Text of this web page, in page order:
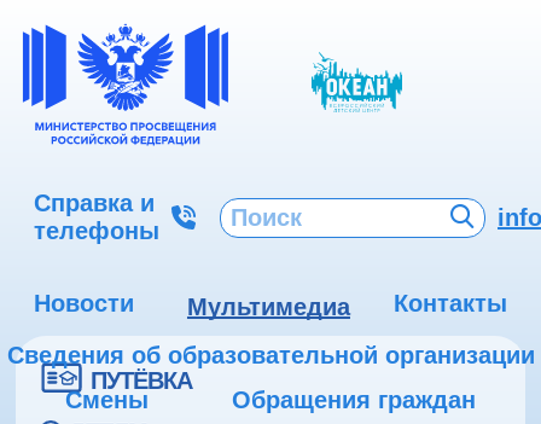
Справка и
телефоны
Новости Мультимедиа
Контакты
Сведения об образовательной организации
Смены
Обращения граждан
ПУТЁВКА